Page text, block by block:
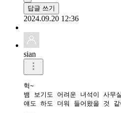
답글 쓰기
2024.09.20 12:36
sian
헉~
뱀 보기도 어려운 녀석이 사무
얘도 하도 더워 들어왔을 것